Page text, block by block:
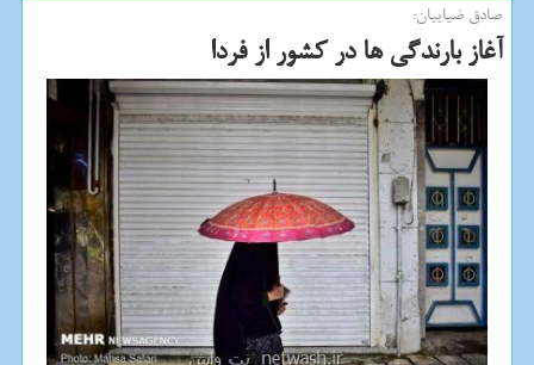
صادق ضیاییان:
آغاز بارندگی ها در كشور از فردا